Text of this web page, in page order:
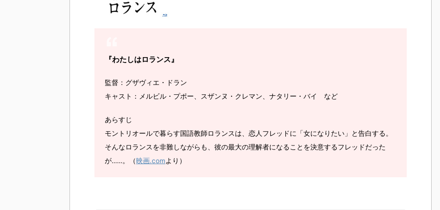
『わたしはロランス』
監督：グザヴィエ・ドラン
キャスト：メルビル・プポー、スザンヌ・クレマン、ナタリー・バイ など
あらすじ
モントリオールで暮らす国語教師ロランスは、恋人フレッドに「女になりたい」と告白する。
そんなロランスを非難しながらも、彼の最大の理解者になることを決意するフレッドだった
が……。（映画.comより）